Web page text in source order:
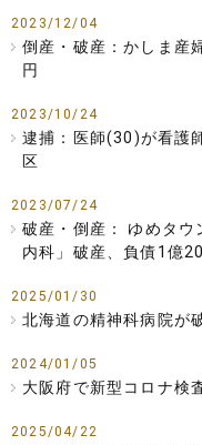
2023/12/04
倒産・破産：かしま産
円
2023/10/24
逮捕：医師(30)が看護
区
2023/07/24
破産・倒産： ゆめタウ
内科」破産、負債1億
2025/01/30
北海道の精神科病院が
2024/01/05
大阪府で新型コロナ検
2025/04/22